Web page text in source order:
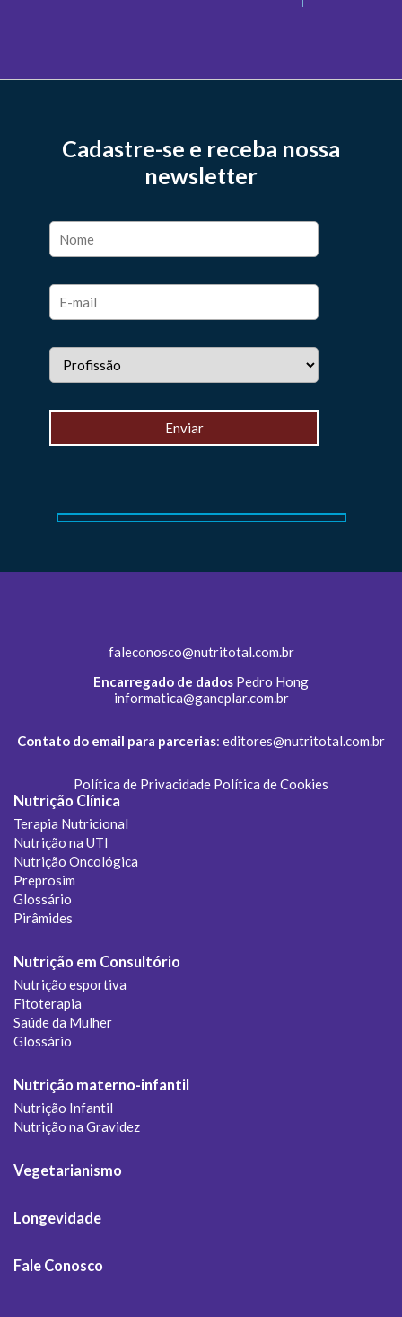
Cadastre-se e receba nossa
newsletter
faleconosco@nutritotal.com.br
Encarregado de dados Pedro Hong
informatica@ganeplar.com.br
Contato do email para parcerias: editores@nutritotal.com.br
Política de Privacidade Política de Cookies
Nutrição Clínica
Terapia Nutricional
Nutrição na UTI
Nutrição Oncológica
Preprosim
Glossário
Pirâmides
Nutrição em Consultório
Nutrição esportiva
Fitoterapia
Saúde da Mulher
Glossário
Nutrição materno-infantil
Nutrição Infantil
Nutrição na Gravidez
Vegetarianismo
Longevidade
Fale Conosco